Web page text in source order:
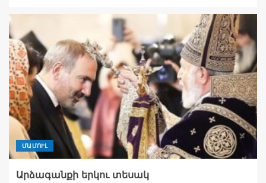
ՄԱՄՈՒԼ
Արձագանքի երկու տեսակ